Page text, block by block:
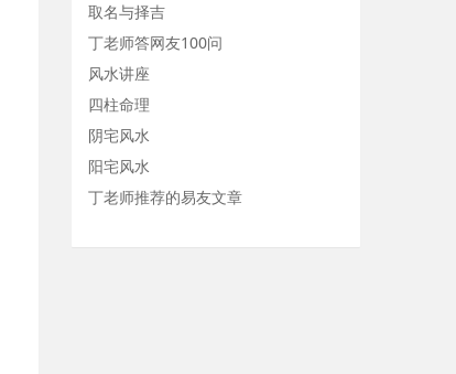
取名与择吉
丁老师答网友100问
风水讲座
四柱命理
阴宅风水
阳宅风水
丁老师推荐的易友文章